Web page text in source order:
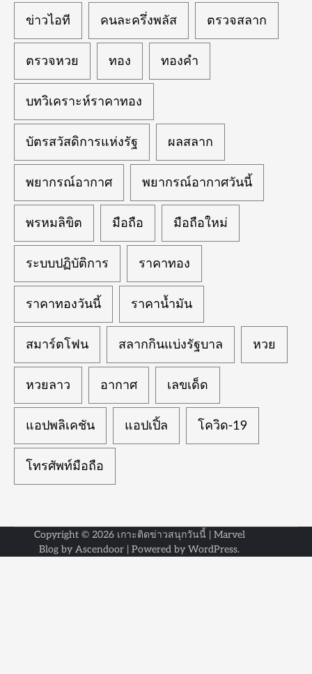
ข่าวไอที คนละครึ่งพลัส ตรวจสลาก
ตรวจหวย ทอง ทองคำ
บทวิเคราะห์ราคาทอง
บัตรสวัสดิการแห่งรัฐ ผลสลาก
พยากรณ์อากาศ พยากรณ์อากาศวันนี้
พรหมลิขิต มือถือ มือถือใหม่
ระบบปฏิบัติการ ราคาทอง
ราคาทองวันนี้ ราคาน้ำมัน
สมาร์ตโฟน สลากกินแบ่งรัฐบาล หวย
หวยลาว อากาศ เลขเด็ด
แอปพลิเคชัน แอปเปิ้ล โควิด-19
โทรศัพท์มือถือ
Copyright © 2026 เกาะติดข่าวสนุกวันนี้ | Marvel
Blog by Ascendoor | Powered by WordPress.